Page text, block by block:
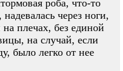
роба, что-то
через ноги,
плечах, без единой
на случай, если
было легко от нее